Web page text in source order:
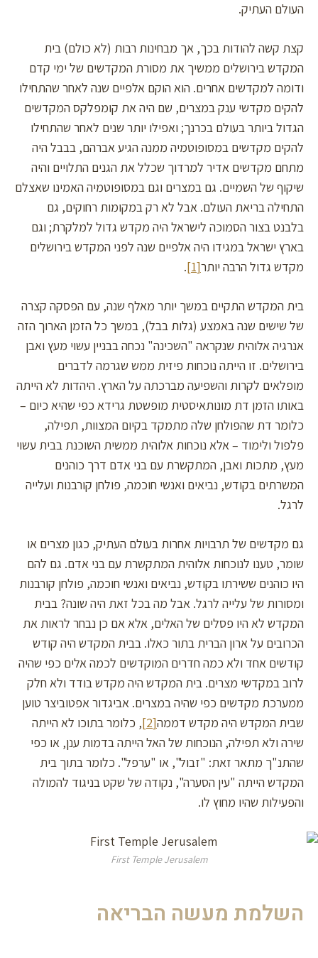
העולם העתיק.
קצת קשה להודות בכך, אך מבחינות רבות (לא כולם) בית
המקדש בירושלים ממשיך את מסורת המקדשים של ימי קדם
ודומה למקדשים אחרים. הוא הוקם אלפיים שנה לאחר שהתחילו
להקים מקדשי ענק במצרים, שם היה את קומפלקס המקדשים
הגדול ביותר בעולם בכרנך; ואפילו יותר שנים לאחר שהתחילו
להקים מקדשים במסופוטמיה ממנה הגיע אברהם, בבבל היה
מתחם מקדשים אדיר למרדוך שכלל את הגנים התלויים והיה
שיקוף של השמיים. גם במצרים וגם במסופוטמיה האמינו שאצלם
התחילה בריאת העולם. אבל לא רק במקומות רחוקים, גם
בלבנט בצור הסמוכה לישראל היה מקדש גדול למלקרת; וגם
בארץ ישראל במגידו היה אלפיים שנה לפני המקדש בירושלים
מקדש גדול הרבה יותר[1]
.
בית המקדש התקיים במשך יותר מאלף שנה, עם הפסקה קצרה
של שישים שנה באמצע (גלות בבל), במשך כל הזמן הארוך הזה
אנרגיה אלוהית שנקראה "השכינה" נכחה בבניין עשוי מעץ ואבן
בירושלים. זו הייתה נוכחות פיזית ממש שגרמה לדברים
מופלאים לקרות והשפיעה מברכתה על הארץ. היהדות לא הייתה
באותו הזמן דת מונותאיסטית מופשטת גרידא כפי שהיא כיום –
כלומר דת שהפולחן שלה מתמקד בקיום המצוות, תפילה,
פלפול ולימוד – אלא נוכחות אלוהית ממשית השוכנת בבית עשוי
מעץ, מתכות ואבן, המתקשרת עם בני אדם דרך כוהנים
המשרתים בקודש, נביאים ואנשי חוכמה, פולחן קורבנות ועלייה
לרגל.
גם מקדשים של תרבויות אחרות בעולם העתיק, כגון מצרים או
שומר, טענו לנוכחות אלוהית המתקשרת עם בני אדם. גם להם
היו כוהנים ששירתו בקודש, נביאים ואנשי חוכמה, פולחן קורבנות
ומסורות של עלייה לרגל. אבל מה בכל זאת היה שונה? בבית
המקדש לא היו פסלים של האלים, אלא אם כן נבחר לראות את
הכרובים על ארון הברית בתור כאלו. בבית המקדש היה קודש
קודשים אחד ולא כמה חדרים המוקדשים לכמה אלים כפי שהיה
לרוב במקדשי מצרים. בית המקדש היה מקדש בודד ולא חלק
ממערכת מקדשים כפי שהיה במצרים. אביגדור אפטוביצר טוען
שבית המקדש היה מקדש דממה[2]
, כלומר בתוכו לא הייתה
שירה ולא תפילה, הנוכחות של האל הייתה בדמות ענן, או כפי
שהתנ"ך מתאר זאת: "זבול", או "ערפל". כלומר בתוך בית
המקדש הייתה "עין הסערה", נקודה של שקט בניגוד להמולה
והפעילות שהיו מחוץ לו.
First Temple Jerusalem
השלמת מעשה הבריאה